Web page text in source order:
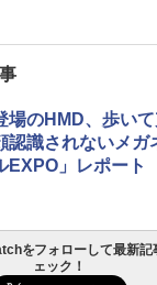
場のHMD、歩い
認識されないメ
EXPO」レポート
をフォローして最新記
ェック！